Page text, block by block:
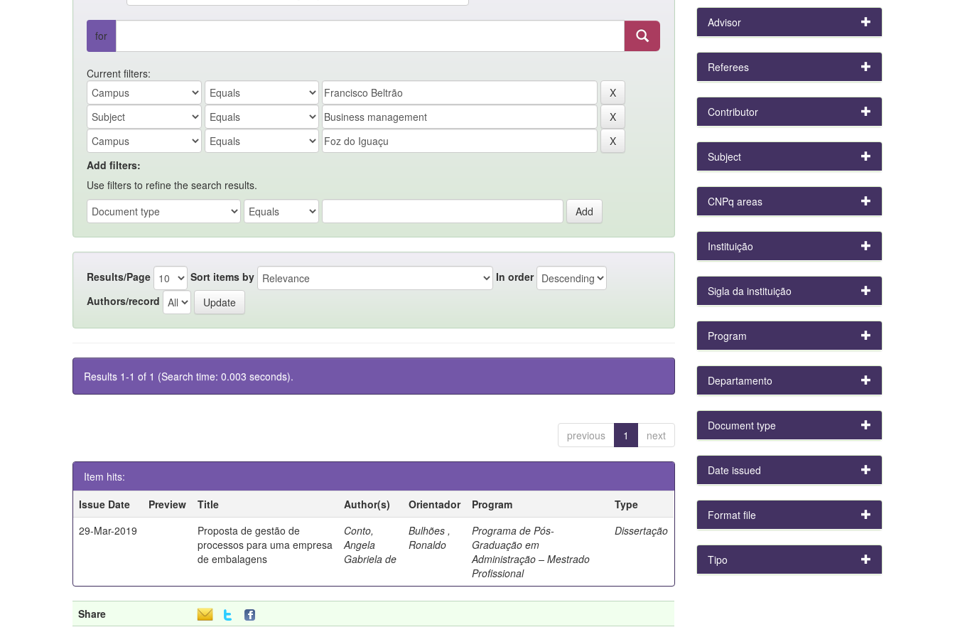
for
Current filters:
Add filters:
Use filters to refine the search results.
Results/Page Sort items by
In order
Authors/record
Results 1-1 of 1 (Search time: 0.003 seconds).
previous 1 next
Item hits:
Issue Date
Preview Title Author(s) Orientador Program
Type
29-Mar-2019
Proposta de gestão de
processos para uma empresa
de embalagens
Conto,
Angela
Gabriela de
Bulhões ,
Ronaldo
Programa de Pós-
Graduação em
Administração – Mestrado
Profissional
Dissertação
Share
Advisor
Referees
Contributor
Subject
CNPq areas
Instituição
Sigla da instituição
Program
Departamento
Document type
Date issued
Format file
Tipo